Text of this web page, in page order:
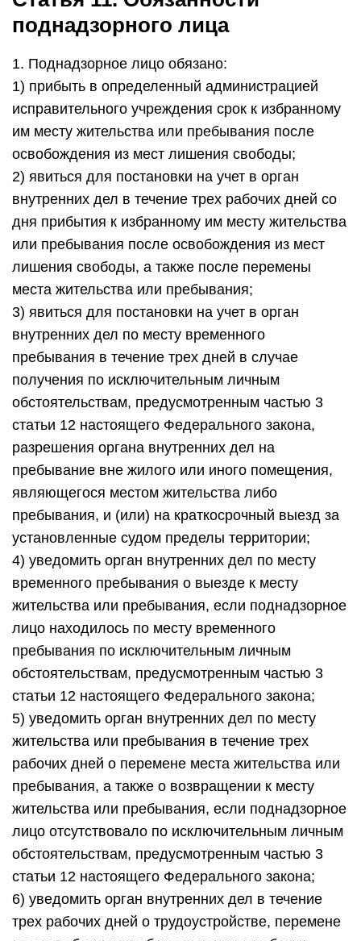
поднадзорного лица
1. Поднадзорное лицо обязано:
1) прибыть в определенный администрацией
исправительного учреждения срок к избранному
им месту жительства или пребывания после
освобождения из мест лишения свободы;
2) явиться для постановки на учет в орган
внутренних дел в течение трех рабочих дней со
дня прибытия к избранному им месту жительства
или пребывания после освобождения из мест
лишения свободы, а также после перемены
места жительства или пребывания;
3) явиться для постановки на учет в орган
внутренних дел по месту временного
пребывания в течение трех дней в случае
получения по исключительным личным
обстоятельствам, предусмотренным частью 3
статьи 12 настоящего Федерального закона,
разрешения органа внутренних дел на
пребывание вне жилого или иного помещения,
являющегося местом жительства либо
пребывания, и (или) на краткосрочный выезд за
установленные судом пределы территории;
4) уведомить орган внутренних дел по месту
временного пребывания о выезде к месту
жительства или пребывания, если поднадзорное
лицо находилось по месту временного
пребывания по исключительным личным
обстоятельствам, предусмотренным частью 3
статьи 12 настоящего Федерального закона;
5) уведомить орган внутренних дел по месту
жительства или пребывания в течение трех
рабочих дней о перемене места жительства или
пребывания, а также о возвращении к месту
жительства или пребывания, если поднадзорное
лицо отсутствовало по исключительным личным
обстоятельствам, предусмотренным частью 3
статьи 12 настоящего Федерального закона;
6) уведомить орган внутренних дел в течение
трех рабочих дней о трудоустройстве, перемене